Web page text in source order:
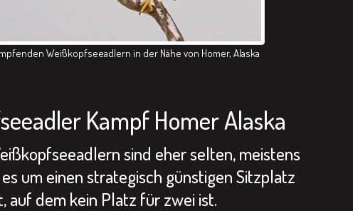
Weißkopfseeadlern in der Nähe von Homer, Alaska
Kampf Homer Alaska
sind eher selten, meistens
um einen strategisch günstigen Sitzplatz
auf dem kein Platz für zwei ist.